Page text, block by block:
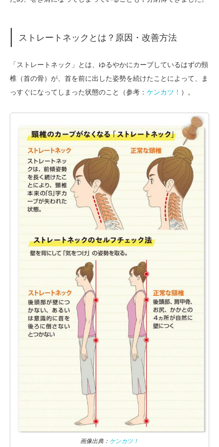
ストレートネックとは？原因・改善方法
「ストレートネック」とは、ゆるやかにカーブしているはずの頸
椎（首の骨）が、首を前に出した姿勢を続けたことによって、ま
っすぐになってしまった状態のこと（参考： ケンカツ！ ）。
画像出典： ケンカツ！